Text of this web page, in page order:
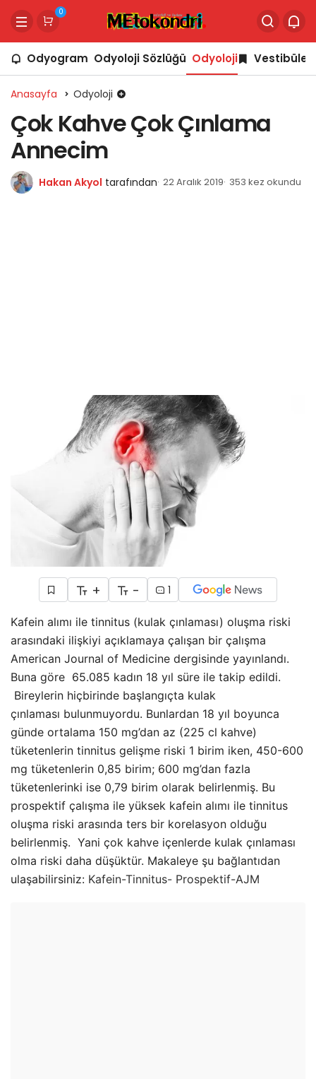
0
Odyogram Odyoloji Sözlüğü Odyoloji Vestibüler
Anasayfa Odyoloji
Çok Kahve Çok Çınlama
Annecim
Hakan Akyol tarafından 22 Aralık 2019 353 kez okundu
+ - 1
Kafein alımı ile tinnitus (kulak çınlaması) oluşma riski
arasındaki ilişkiyi açıklamaya çalışan bir çalışma
American Journal of Medicine dergisinde yayınlandı.
Buna göre 65.085 kadın 18 yıl süre ile takip edildi.
Bireylerin hiçbirinde başlangıçta kulak
çınlaması bulunmuyordu. Bunlardan 18 yıl boyunca
günde ortalama 150 mg’dan az (225 cl kahve)
tüketenlerin tinnitus gelişme riski 1 birim iken, 450-600
mg tüketenlerin 0,85 birim; 600 mg’dan fazla
tüketenlerinki ise 0,79 birim olarak belirlenmiş. Bu
prospektif çalışma ile yüksek kafein alımı ile tinnitus
oluşma riski arasında ters bir korelasyon olduğu
belirlenmiş. Yani çok kahve içenlerde kulak çınlaması
olma riski daha düşüktür. Makaleye şu bağlantıdan
ulaşabilirsiniz: Kafein-Tinnitus- Prospektif-AJM